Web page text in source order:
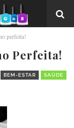
perfeita!
Perfeita!
BEM-ESTAR SAÚDE